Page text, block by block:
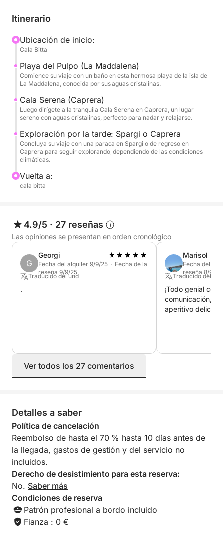
Con su equilibrio perfecto entre exploración,
experiencia inolvidable en el paraíso sardo,
diseñado para deleitar los sentidos y calmar el alma.
El precio del combustible no está incluido.
Con este tour, visitarás las mejores islas del
archipiélago de La Maddalena:
Caprera
Budelli, Santa Maria, Razzoli
Spargi
Itinerario
Ubicación de inicio:
Cala Bitta
Playa del Pulpo (La Maddalena)
Comience su viaje con un baño en esta hermosa playa de la isla de
La Maddalena, conocida por sus aguas cristalinas.
Cala Serena (Caprera)
Luego dirígete a la tranquila Cala Serena en Caprera, un lugar
sereno con aguas cristalinas, perfecto para nadar y relajarse.
Exploración por la tarde: Spargi o Caprera
Concluya su viaje con una parada en Spargi o de regreso en
Caprera para seguir explorando, dependiendo de las condiciones
climáticas.
Vuelta a:
cala bitta
4.9/5 · 27 reseñas
Las opiniones se presentan en orden cronológico
G
Georgi
Fecha del alquiler 9/9/25 · Fecha de la
reseña 9/9/25
Traducido del und
.
Marisol
Fecha del
reseña 8/9/25
Traducido del
¡Todo genial con
comunicación,
aperitivo
Ver todos los 27 comentarios
Detalles a saber
Política de cancelación
Reembolso de hasta el 70 % hasta 10 días antes de
la llegada, gastos de gestión y del servicio no
incluidos.
Derecho de desistimiento para esta reserva:
No. Saber más
Condiciones de reserva
Patrón profesional a bordo incluido
Fianza : 0 €